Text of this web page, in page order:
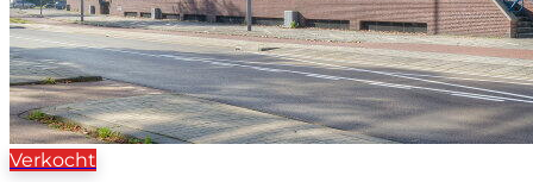
Verkocht